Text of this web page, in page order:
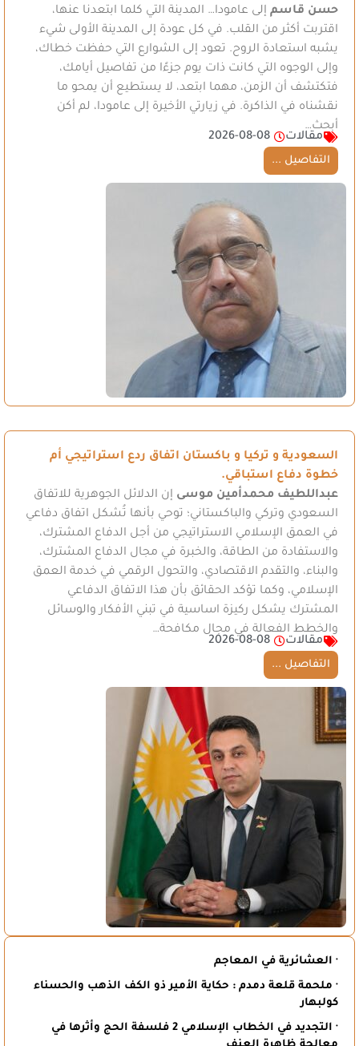
حسن قاسم إلى عامودا… المدينة التي كلما ابتعدنا عنها،
اقتربت أكثر من القلب. في كل عودة إلى المدينة الأولى شيء
يشبه استعادة الروح. تعود إلى الشوارع التي حفظت خطاك،
وإلى الوجوه التي كانت ذات يوم جزءًا من تفاصيل أيامك،
فتكتشف أن الزمن، مهما ابتعد، لا يستطيع أن يمحو ما
نقشناه في الذاكرة. في زيارتي الأخيرة إلى عامودا، لم أكن
أبحث…
مقالات
2026-08-08
التفاصيل ...
السعودية و تركيا و باكستان اتفاق ردع استراتيجي أم
خطوة دفاع استباقي.
عبداللطيف محمدأمين موسى إن الدلائل الجوهرية للاتفاق
السعودي وتركي والباكستاني؛ توحي بأنها تُشكل اتفاق دفاعي
في العمق الإسلامي الاستراتيجي من أجل الدفاع المشترك،
والاستفادة من الطاقة، والخبرة في مجال الدفاع المشترك،
والبناء، والتقدم الاقتصادي، والتحول الرقمي في خدمة العمق
الإسلامي، وكما تؤكد الحقائق بأن هذا الاتفاق الدفاعي
المشترك يشكل ركيزة اساسية في تبني الأفكار والوسائل
والخطط الفعالة في مجال مكافحة…
مقالات
2026-08-08
التفاصيل ...
· العشائرية في المعاجم
· ملحمة قلعة دمدم : حكاية الأمير ذو الكف الذهب والحسناء
كولبهار
· التجديد في الخطاب الإسلامي 2 فلسفة الحج وأثرها في